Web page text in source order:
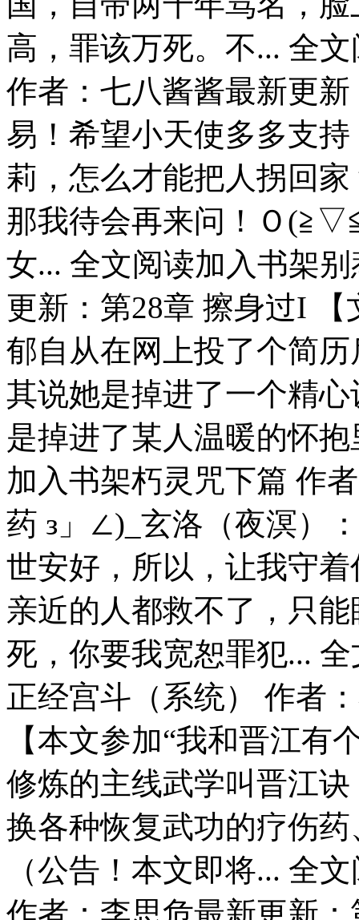
高，罪该万死。不... 全
作者：七八酱酱最新更
易！希望小天使多多支
莉，怎么才能把人拐回
那我待会再来问！Ｏ
女... 全文阅读加入书架
更新：第28章 擦身过I
郁自从在网上投了个简
其说她是掉进了一个精
是掉进了某人温暖的怀
加入书架朽灵咒下篇 作
药 з」∠)_玄洛（夜溟）
世安好，所以，让我守
亲近的人都救不了，只
死，你要我宽恕罪犯...
正经宫斗（系统） 作者
【本文参加“我和晋江有
修炼的主线武学叫晋江
换各种恢复武功的疗伤
（公告！本文即将... 全
作者：李思危最新更新